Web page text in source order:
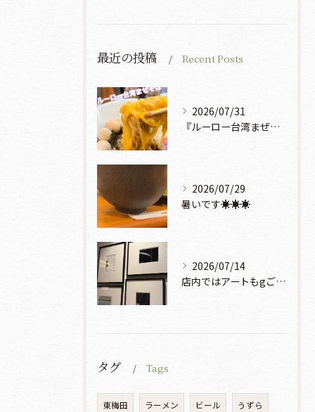
最近の投稿 Recent Posts
2026/07/31
『ルーロー台湾まぜそば』930円🍜🫧
2026/07/29
暑いです☀️☀️☀️
2026/07/14
店内ではアートもgご鑑賞いただけます♡♡♡
タグ Tags
東梅田 ラーメン ビール うずら